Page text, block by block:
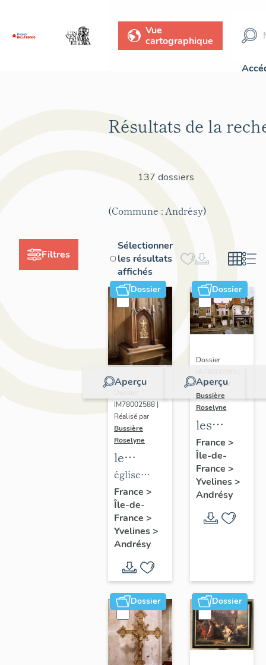
Vue
cartographique
Filtres
Résultats de la
137 dossiers
(Commune : Andrésy)
Sélectionner
les résultats
affichés
Dossier
Aperçu
IM78002588 |
Réalisé par
Bussière
Roselyne
le
mobilier
de
l'église
Saint-
Germain-
de-Paris
(liste
supplémentaire)
église
paroissiale
Saint-
Germain
France >
Île-de-
France >
Yvelines>
Andrésy
Dossier
Aperçu
Dossier
Réalisé par
Bussière
Roselyne
les
immeubles,
maisons
et
fermes
du
canton
France >
Île-de-
France >
Yvelines>
Andrésy
Dossier Dossier